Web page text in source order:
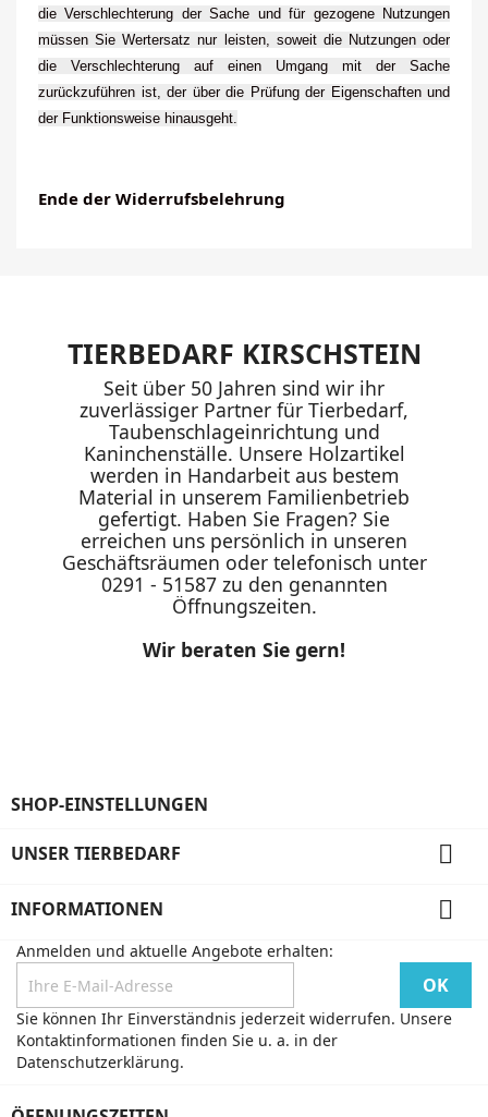
die Verschlechterung der Sache und für gezogene Nutzungen
müssen Sie Wertersatz nur leisten, soweit die Nutzungen oder
die Verschlechterung auf einen Umgang mit der Sache
zurückzuführen ist, der über die Prüfung der Eigenschaften und
der Funktionsweise hinausgeht.
Ende der Widerrufsbelehrung
TIERBEDARF KIRSCHSTEIN
Seit über 50 Jahren sind wir ihr
zuverlässiger Partner für Tierbedarf,
Taubenschlageinrichtung und
Kaninchenställe. Unsere Holzartikel
werden in Handarbeit aus bestem
Material in unserem Familienbetrieb
gefertigt. Haben Sie Fragen? Sie
erreichen uns persönlich in unseren
Geschäftsräumen oder telefonisch unter
0291 - 51587 zu den genannten
Öffnungszeiten.
Wir beraten Sie gern!
SHOP-EINSTELLUNGEN
UNSER TIERBEDARF 
INFORMATIONEN 
Anmelden und aktuelle Angebote erhalten:
Sie können Ihr Einverständnis jederzeit widerrufen. Unsere
Kontaktinformationen finden Sie u. a. in der
Datenschutzerklärung.